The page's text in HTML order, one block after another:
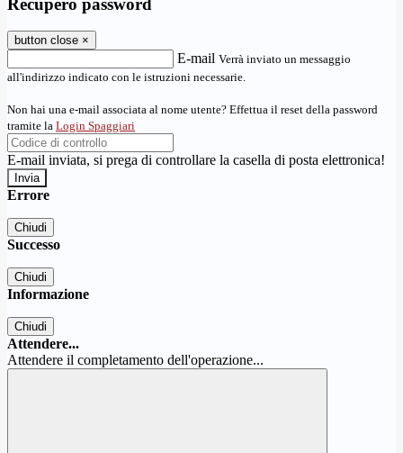
button close ×
E-mail Verrà inviato un messaggio
all'indirizzo indicato con le istruzioni necessarie.
Non hai una e-mail associata al nome utente? Effettua il reset della password
tramite la Login Spaggiari
E-mail inviata, si prega di controllare la casella di posta elettronica!
Errore
Chiudi
Successo
Chiudi
Informazione
Chiudi
Attendere...
Attendere il completamento dell'operazione...